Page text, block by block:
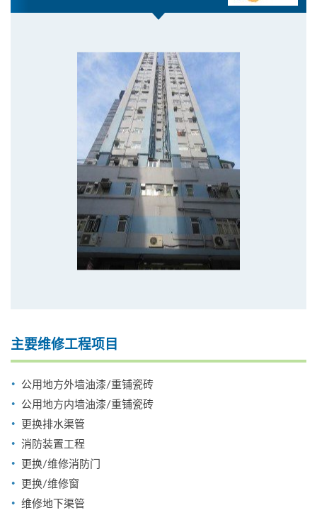
主要维修工程项目
公用地方外墙油漆/重铺瓷砖
公用地方内墙油漆/重铺瓷砖
更换排水渠管
消防装置工程
更换/维修消防门
更换/维修窗
维修地下渠管